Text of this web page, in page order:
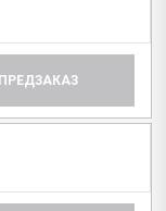
ПРЕДЗАКАЗ